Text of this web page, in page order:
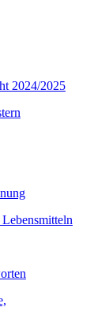
2024/2025